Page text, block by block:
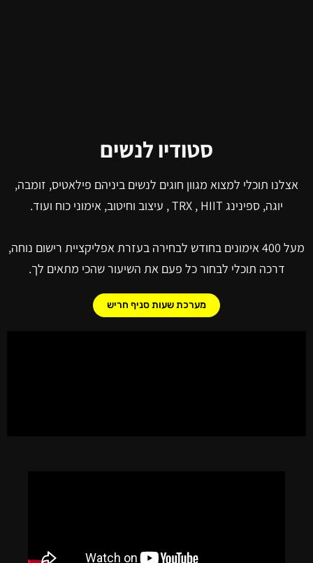
סטודיו לנשים
אצלנו תוכלי למצוא מגוון חוגים לנשים ביניהם פילאטיס, זומבה,
יוגה, ספינינג TRX , HIIT , עיצוב וחיטוב, אימוני כוח ועוד.
מעל 400 אימונים בחודש לבחירה בעזרת אפליקציית רישום נוחה,
דרכה תוכלי לבחור כל פעם את השיעור שהכי מתאים לך.
מערכת שעות סניף חריש